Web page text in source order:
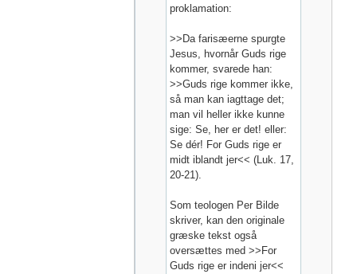
proklamation:
>>Da farisæerne spurgte
Jesus, hvornår Guds rige
kommer, svarede han:
>>Guds rige kommer ikke,
så man kan iagttage det;
man vil heller ikke kunne
sige: Se, her er det! eller:
Se dér! For Guds rige er
midt iblandt jer<< (Luk. 17,
20-21).
Som teologen Per Bilde
skriver, kan den originale
græske tekst også
oversættes med >>For
Guds rige er indeni jer<<